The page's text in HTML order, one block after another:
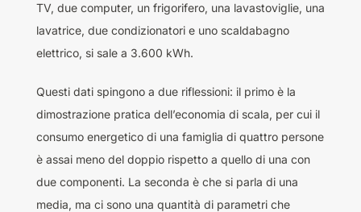
TV, due computer, un frigorifero, una lavastoviglie, una
lavatrice, due condizionatori e uno scaldabagno
elettrico, si sale a 3.600 kWh.
Questi dati spingono a due riflessioni: il primo è la
dimostrazione pratica dell’economia di scala, per cui il
consumo energetico di una famiglia di quattro persone
è assai meno del doppio rispetto a quello di una con
due componenti. La seconda è che si parla di una
media, ma ci sono una quantità di parametri che